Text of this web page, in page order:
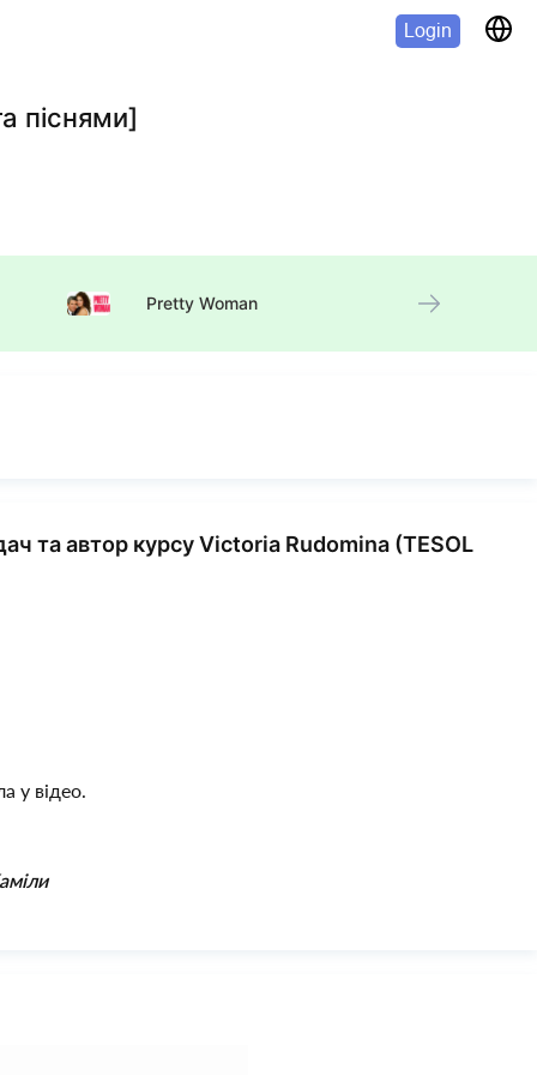
Login
піснями]
Pretty Woman
та автор курсу Victoria Rudomina (TESOL
у відео.